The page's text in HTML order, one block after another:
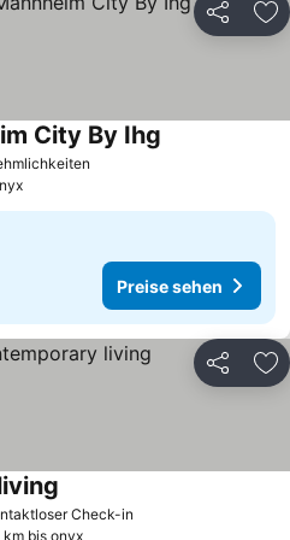
Teilen
City By Ihg
Preise sehen
Teilen
Check-in
km bis onyx